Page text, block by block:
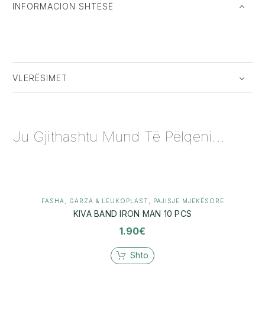
INFORMACION SHTESË
VLERËSIMET
Ju Gjithashtu Mund Të Pëlqeni...
FASHA, GARZA & LEUKOPLAST PAJISJE MJEKËSORE
KIVA BAND IRON MAN 10 PCS
1.90€
Shto